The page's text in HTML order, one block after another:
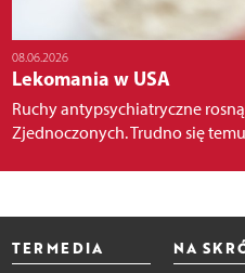
08.06.2026
Lekomania w USA
Ruchy antypsychiatryczne
Zjednoczonych. Trudno się
TERMEDIA NA